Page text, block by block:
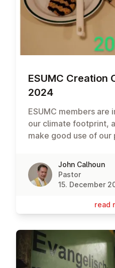
ESUMC Creation
2024
ESUMC members
our climate footprint,
make good use of our
John Calhoun
Pastor
15. December
read